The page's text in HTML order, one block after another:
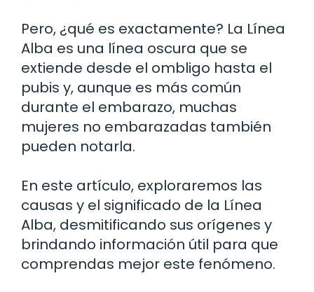
Pero, ¿qué es exactamente? La Línea
Alba es una línea oscura que se
extiende desde el ombligo hasta el
pubis y, aunque es más común
durante el embarazo, muchas
mujeres no embarazadas también
pueden notarla.
En este artículo, exploraremos las
causas y el significado de la Línea
Alba, desmitificando sus orígenes y
brindando información útil para que
comprendas mejor este fenómeno.